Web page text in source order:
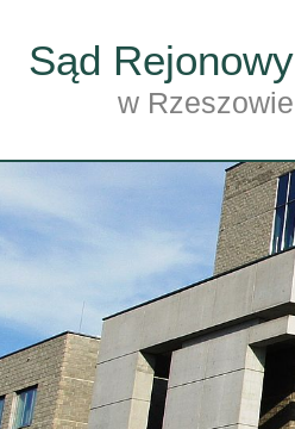
Sąd Rejonowy
w Rzeszowie